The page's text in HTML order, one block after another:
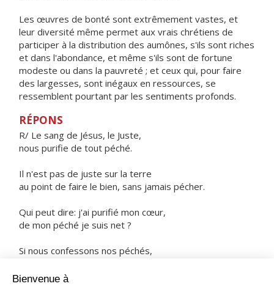
Les œuvres de bonté sont extrêmement vastes, et
leur diversité même permet aux vrais chrétiens de
participer à la distribution des aumônes, s'ils sont riches
et dans l'abondance, et même s'ils sont de fortune
modeste ou dans la pauvreté ; et ceux qui, pour faire
des largesses, sont inégaux en ressources, se
ressemblent pourtant par les sentiments profonds.
RÉPONS
R/ Le sang de Jésus, le Juste,
nous purifie de tout péché.
Il n'est pas de juste sur la terre
au point de faire le bien, sans jamais pécher.
Qui peut dire: j'ai purifié mon cœur,
de mon péché je suis net ?
Si nous confessons nos péchés,